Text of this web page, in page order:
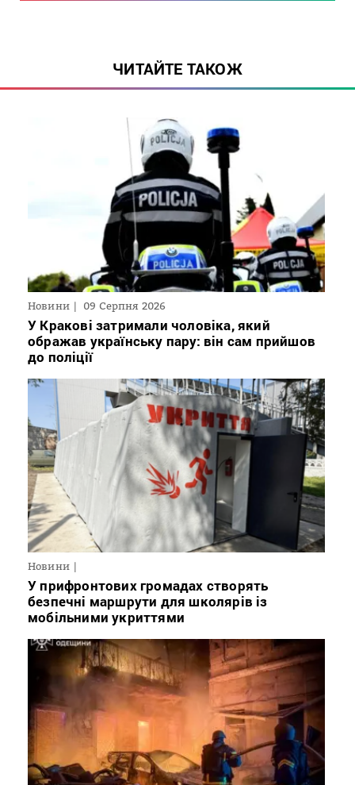
ЧИТАЙТЕ ТАКОЖ
Новини 09 Серпня 2026
У Кракові затримали чоловіка, який
ображав українську пару: він сам прийшов
до поліції
Новини
У прифронтових громадах створять
безпечні маршрути для школярів із
мобільними укриттями